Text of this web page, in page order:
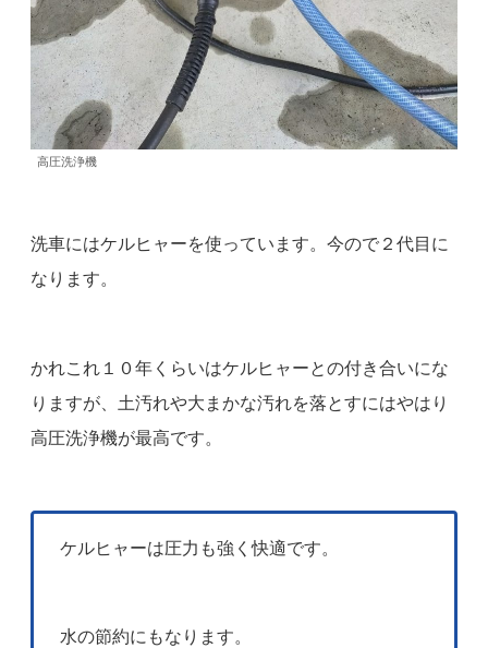
高圧洗浄機
洗車にはケルヒャーを使っています。今ので２代目に
なります。
かれこれ１０年くらいはケルヒャーとの付き合いにな
りますが、土汚れや大まかな汚れを落とすにはやはり
高圧洗浄機が最高です。
ケルヒャーは圧力も強く快適です。
水の節約にもなります。